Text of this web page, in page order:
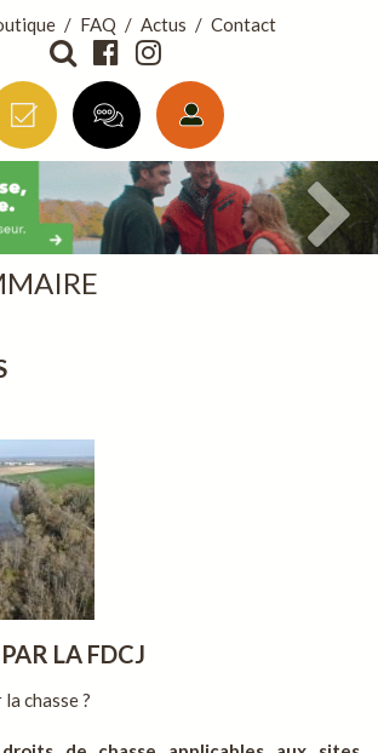
/ FAQ / Actus / Contact
LA FDCJ
chasse ?